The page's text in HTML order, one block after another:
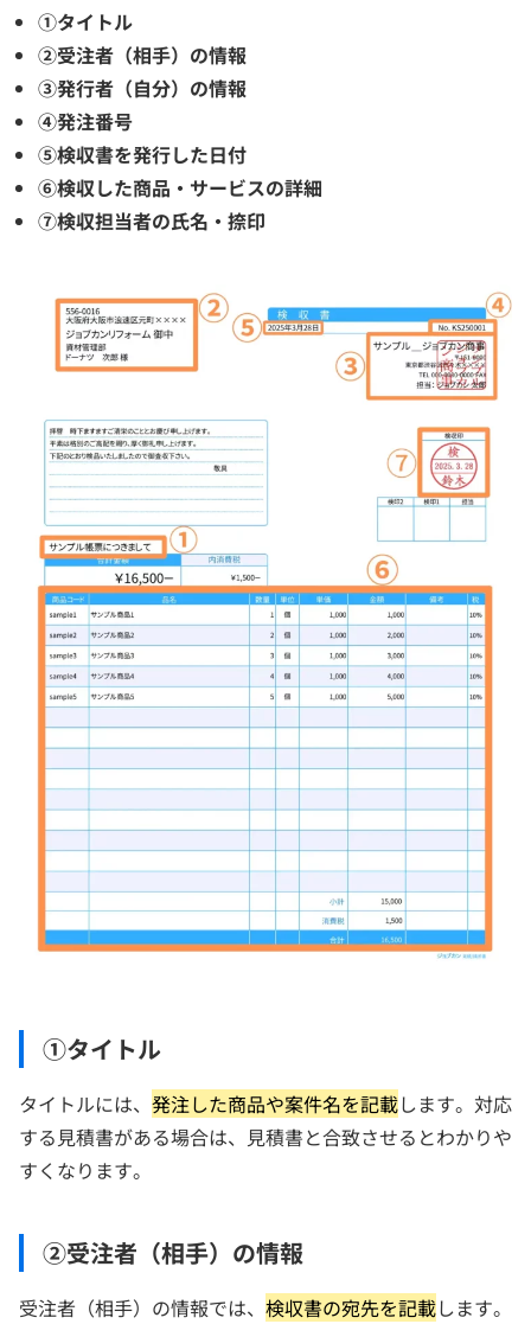
①タイトル
②受注者（相手）の情報
③発行者（自分）の情報
④発注番号
⑤検収書を発行した日付
⑥検収した商品・サービスの詳細
⑦検収担当者の氏名・捺印
①タイトル
タイトルには、 発注した商品や案件名を記載します。対応
する見積書がある場合は、見積書と合致させるとわかりや
すくなります。
②受注者（相手）の情報
受注者（相手）の情報では、 検収書の宛先を記載します。